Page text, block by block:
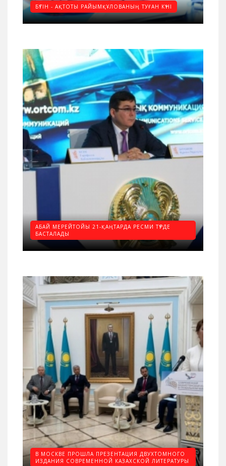
БҮГІН - АҚТОТЫ РАЙЫМҚҰЛОВАНЫҢ ТУҒАН КҮНІ
АБАЙ МЕРЕЙТОЙЫ 21-ҚАҢТАРДА РЕСМИ ТҮРДЕ
БАСТАЛАДЫ
В МОСКВЕ ПРОШЛА ПРЕЗЕНТАЦИЯ ДВУХТОМНОГО
ИЗДАНИЯ СОВРЕМЕННОЙ КАЗАХСКОЙ ЛИТЕРАТУРЫ